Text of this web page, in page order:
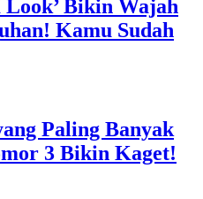
Bikin Wajah
Kamu Sudah
Paling Banyak
3 Bikin Kaget!